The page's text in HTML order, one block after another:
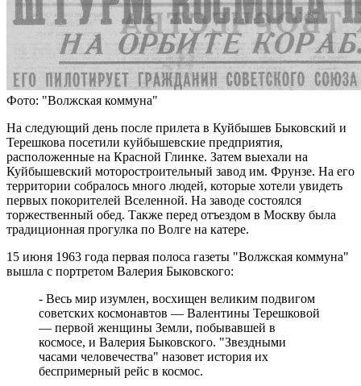
Фото: "Волжская коммуна"
На следующий день после прилета в Куйбышев Быковский и
Терешкова посетили куйбышевские предприятия,
расположенные на Красной Глинке. Затем выехали на
Куйбышевский моторостроительный завод им. Фрунзе. На его
территории собралось много людей, которые хотели увидеть
первых покорителей Вселенной. На заводе состоялся
торжественный обед. Также перед отъездом в Москву была
традиционная прогулка по Волге на катере.
15 июня 1963 года первая полоса газеты "Волжская коммуна"
вышла с портретом Валерия Быковского:
- Весь мир изумлен, восхищен великим подвигом
советских космонавтов — Валентины Терешковой
— первой женщины Земли, побывавшей в
космосе, и Валерия Быковского. "Звездными
часами человечества" назовет история их
беспримерный рейс в космос.